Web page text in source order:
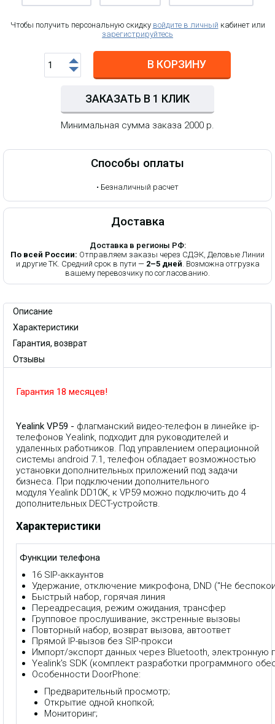
Чтобы получить персональную скидку войдите в личный кабинет или
зарегистрируйтесь
В КОРЗИНУ
ЗАКАЗАТЬ В 1 КЛИК
Минимальная сумма заказа 2000 р.
Способы оплаты
• Безналичный расчет
Доставка
Доставка в регионы РФ:
По всей России: Отправляем заказы через СДЭК, Деловые Линии
и другие ТК. Средний срок в пути — 2–5 дней. Возможна отгрузка
вашему перевозчику по согласованию.
Описание
Характеристики
Гарантия, возврат
Отзывы
Гарантия 18 месяцев!
Yealink VP59 - флагманский видео-телефон в линейке ip-
телефонов Yealink, подходит для руководителей и
удаленных работников. Под управлением операционной
системы android 7.1, телефон обладает возможностью
установки дополнительных приложений под задачи
бизнеса. При подключении дополнительного
модуля Yealink DD10K, к VP59 можно подключить до 4
дополнительных DECT-устройств.
Характеристики
Функции телефона
16 SIP-аккаунтов
Удержание, отключение микрофона, DND ("Не
Быстрый набор, горячая линия
Переадресация, режим ожидания, трансфер
Групповое прослушивание, экстренные вызовы
Повторный набор, возврат вызова, автоответ
Прямой IP-вызов без SIP-прокси
Импорт/экспорт данных через Bluetooth, электронную
Yealink's SDK (комплект разработки программного
Особенности DoorPhone:
Предварительный просмотр;
Открытие одной кнопкой;
Мониторинг;